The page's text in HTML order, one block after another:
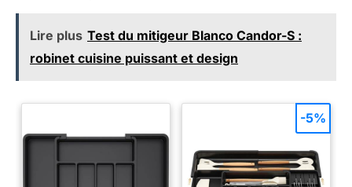
Lire plus Test du mitigeur Blanco Candor-S :
robinet cuisine puissant et design
-5%